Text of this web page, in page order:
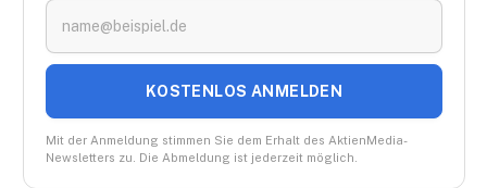
KOSTENLOS ANMELDEN
Mit der Anmeldung stimmen Sie dem Erhalt des AktienMedia-
Newsletters zu. Die Abmeldung ist jederzeit möglich.